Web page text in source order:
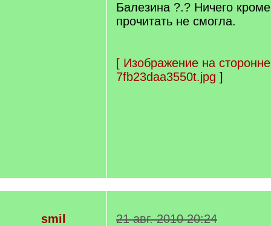
Балезина ?.? Ничего
прочитать не смогла.
[ Изображение на
7fb23daa3550t.jpg ]
smil
21 авг. 2010 20:24